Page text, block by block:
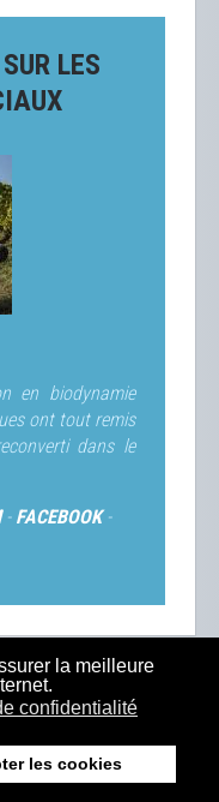
la meilleure
confidentialité
les cookies
LES
en biodynamie
ont tout remis
dans le
- FACEBOOK-